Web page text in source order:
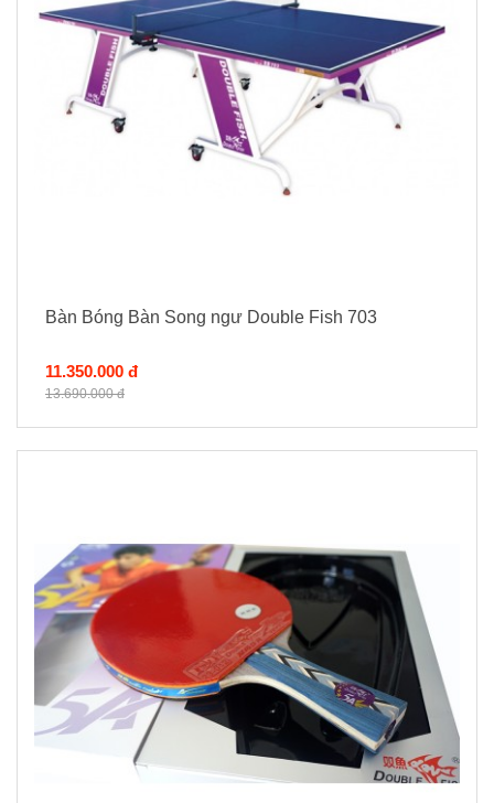
Bàn Bóng Bàn Song ngư Double Fish 703
11.350.000 đ
13.690.000 đ